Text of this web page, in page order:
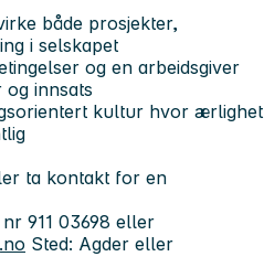
både prosjekter,
i selskapet
og en arbeidsgiver
og innsats
kultur hvor ærlighet
ta kontakt for en
911 03698 eller
Sted: Agder eller